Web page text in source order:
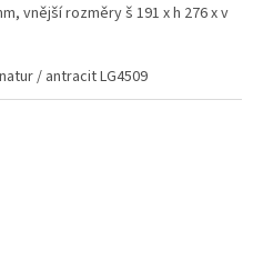
vnější rozměry š 191 x h 276 x v
/ antracit LG4509